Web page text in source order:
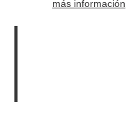
más información